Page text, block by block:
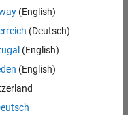
(English)
(Deutsch)
(English)
(English)
Estado de las aplicaciones
Seleccione un país/